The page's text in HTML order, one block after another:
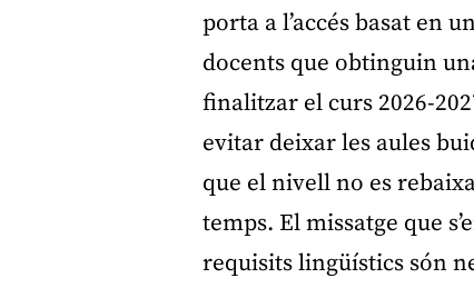
porta a l’accés basat en
docents que obtinguin
finalitzar el curs 2026-
evitar deixar les aules
que el nivell no es
temps. El missatge que
requisits lingüístics són